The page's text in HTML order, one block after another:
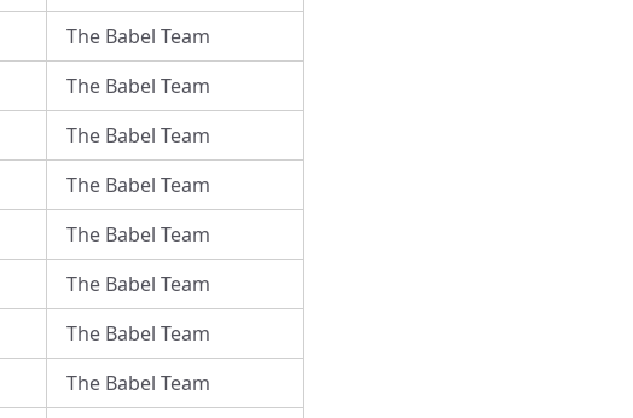
The Babel Team
The Babel Team
The Babel Team
The Babel Team
The Babel Team
The Babel Team
The Babel Team
The Babel Team